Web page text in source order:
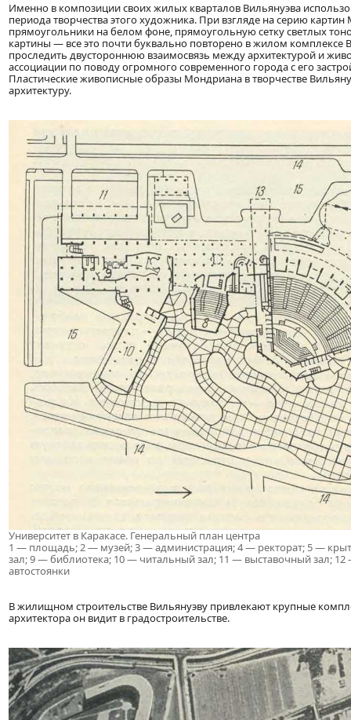
Именно в композиции своих жилых кварталов Вильянуэва
периода творчества этого художника. При взгляде на серию
прямоугольники на белом фоне, прямоугольную сетку светлых
картины — все это почти буквально повторено в жилом комплексе
проследить двустороннюю взаимосвязь между архитектурой и
ассоциации по поводу огромного современного города с его
Пластические живописные образы Мондриана в творчестве
архитектуру.
Университет в Каракасе. Генеральный план центра
1 — площадь; 2 — музей; 3 — администрация; 4 — ректорат; 5 —
зал; 9 — библиотека; 10 — читальный зал; 11 — выставочный зал;
автостоянки
В жилищном строительстве Вильянуэву привлекают крупные
архитектора он видит в градостроительстве.